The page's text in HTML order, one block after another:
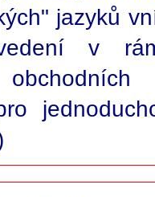
jazyků
v